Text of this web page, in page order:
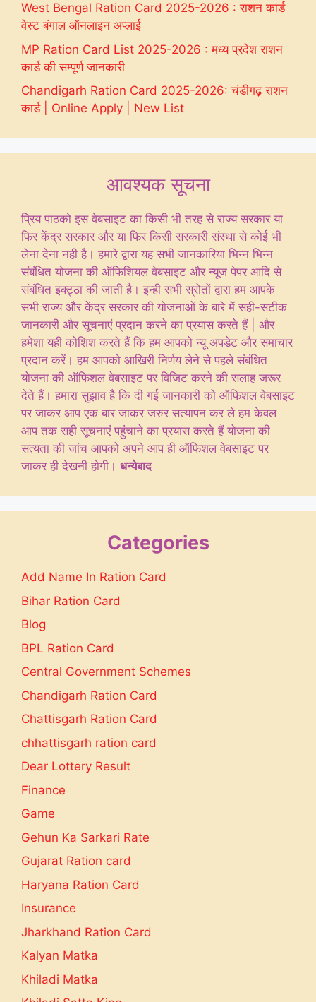
West Bengal Ration Card 2025-2026 : राशन कार्ड
वेस्ट बंगाल ऑनलाइन अप्लाई
MP Ration Card List 2025-2026 : मध्य प्रदेश राशन
कार्ड की सम्पूर्ण जानकारी
Chandigarh Ration Card 2025-2026: चंडीगढ़ राशन
कार्ड | Online Apply | New List
आवश्यक सूचना
प्रिय पाठको इस वेबसाइट का किसी भी तरह से राज्य सरकार या
फिर केंद्र सरकार और या फिर किसी सरकारी संस्था से कोई भी
लेना देना नही है। हमारे द्वारा यह सभी जानकारिया भिन्न भिन्न
संबंधित योजना की ऑफिशियल वेबसाइट और न्यूज पेपर आदि से
संबंधित इक्ट्ठा की जाती है। इन्ही सभी स्रोतों द्वारा हम आपके
सभी राज्य और केंद्र सरकार की योजनाओं के बारे में सही-सटीक
जानकारी और सूचनाएं प्रदान करने का प्रयास करते हैं | और
हमेशा यही कोशिश करते हैं कि हम आपको न्यू अपडेट और समाचार
प्रदान करें। हम आपको आखिरी निर्णय लेने से पहले संबंधित
योजना की ऑफिशल वेबसाइट पर विजिट करने की सलाह जरूर
देते हैं। हमारा सुझाव है कि दी गई जानकारी को ऑफिशल वेबसाइट
पर जाकर आप एक बार जाकर जरुर सत्यापन कर ले हम केवल
आप तक सही सूचनाएं पहुंचाने का प्रयास करते हैं योजना की
सत्यता की जांच आपको अपने आप ही ऑफिशल वेबसाइट पर
जाकर ही देखनी होगी। धन्येबाद
Categories
Add Name In Ration Card
Bihar Ration Card
Blog
BPL Ration Card
Central Government Schemes
Chandigarh Ration Card
Chattisgarh Ration Card
chhattisgarh ration card
Dear Lottery Result
Finance
Game
Gehun Ka Sarkari Rate
Gujarat Ration card
Haryana Ration Card
Insurance
Jharkhand Ration Card
Kalyan Matka
Khiladi Matka